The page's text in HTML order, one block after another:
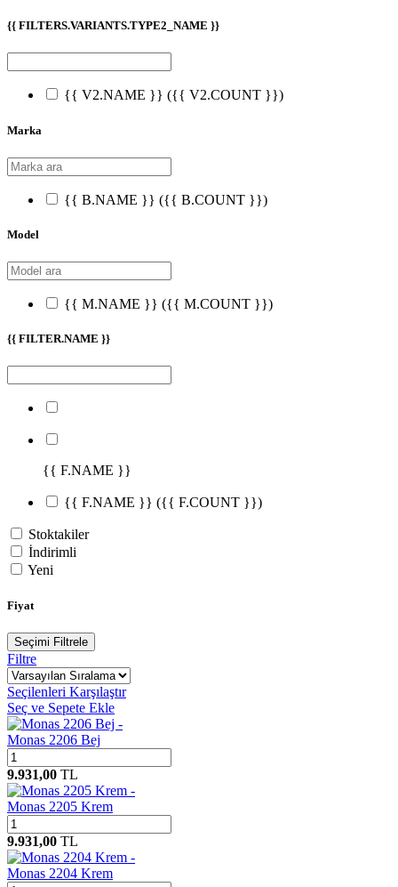
{{ FILTERS.VARIANTS.TYPE2_NAME }}
{{ V2.NAME }} ({{ V2.COUNT }})
Marka
{{ B.NAME }} ({{ B.COUNT }})
Model
{{ M.NAME }} ({{ M.COUNT }})
{{ FILTER.NAME }}
{{ F.NAME }}
{{ F.NAME }} ({{ F.COUNT }})
Stoktakiler
İndirimli
Yeni
Fiyat
Seçimi Filtrele
Filtre
Seçilenleri Karşılaştır
Seç ve Sepete Ekle
Monas 2206 Bej
9.931,00 TL
Monas 2205 Krem
9.931,00 TL
Monas 2204 Krem